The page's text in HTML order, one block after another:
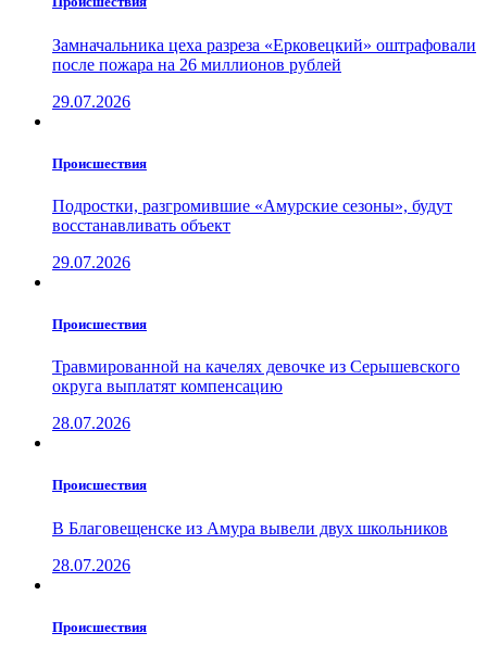
Замначальника цеха разреза «Ерковецкий» оштрафовали
после пожара на 26 миллионов рублей
29.07.2026
Проиcшествия
Подростки, разгромившие «Амурские сезоны», будут
восстанавливать объект
29.07.2026
Проиcшествия
Травмированной на качелях девочке из Серышевского
округа выплатят компенсацию
28.07.2026
Проиcшествия
В Благовещенске из Амура вывели двух школьников
28.07.2026
Проиcшествия